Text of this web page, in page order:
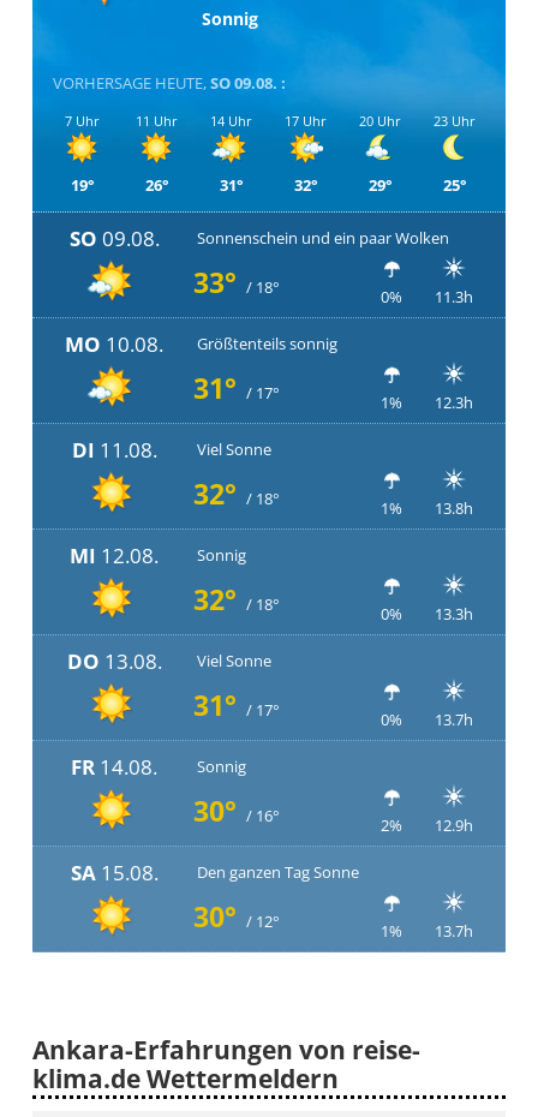
Sonnig
VORHERSAGE HEUTE,SO 09.08. :
7 Uhr 11 Uhr 14 Uhr 17 Uhr 20 Uhr 23 Uhr
19° 26° 31° 32° 29° 25°
SO 09.08. Sonnenschein und ein paar Wolken
33° / 18° 0% 11.3h
MO 10.08. Größtenteils sonnig
31° / 17° 1% 12.3h
DI 11.08. Viel Sonne
32° / 18° 1% 13.8h
MI 12.08. Sonnig
32° / 18° 0% 13.3h
DO 13.08. Viel Sonne
31° / 17° 0% 13.7h
FR 14.08. Sonnig
30° / 16° 2% 12.9h
SA15.08. Den ganzen Tag Sonne
30° / 12° 1% 13.7h
Ankara-Erfahrungen von reise-
klima.de Wettermeldern